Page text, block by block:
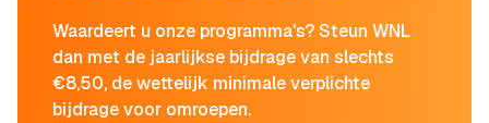
Waardeert u onze programma's? Steun WNL
dan met de jaarlijkse bijdrage van slechts
€8,50, de wettelijk minimale verplichte
bijdrage voor omroepen.